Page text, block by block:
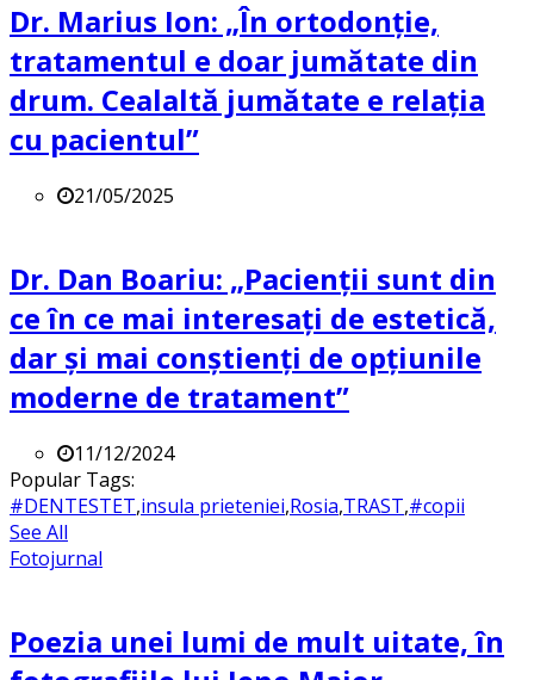
Dr. Marius Ion: „În ortodonție,
tratamentul e doar jumătate din
drum. Cealaltă jumătate e relația
cu pacientul”
21/05/2025
Dr. Dan Boariu: „Pacienții sunt din
ce în ce mai interesați de estetică,
dar și mai conștienți de opțiunile
moderne de tratament”
11/12/2024
Popular Tags:
#DENTESTET,insula prieteniei,Rosia,TRAST,#copii
See All
Fotojurnal
Poezia unei lumi de mult uitate, în